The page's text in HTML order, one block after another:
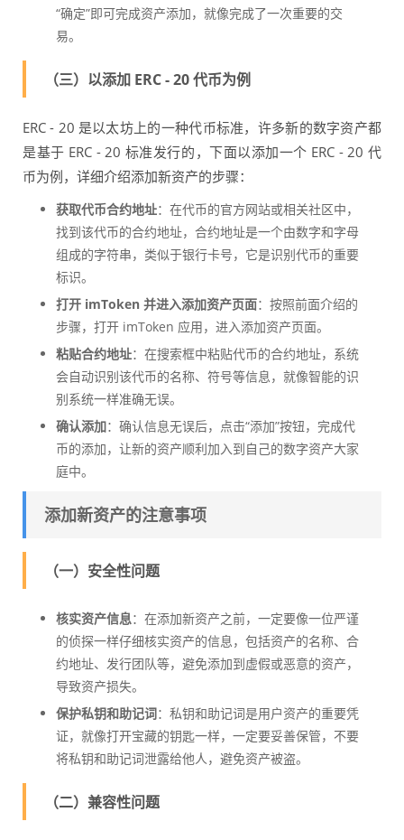
“确定”即可完成资产添加，就像完成了一次重要的交
易。
（三）以添加 ERC - 20 代币为例
ERC - 20 是以太坊上的一种代币标准，许多新的数字资产都
是基于 ERC - 20 标准发行的，下面以添加一个 ERC - 20 代
币为例，详细介绍添加新资产的步骤：
获取代币合约地址：在代币的官方网站或相关社区中，
找到该代币的合约地址，合约地址是一个由数字和字母
组成的字符串，类似于银行卡号，它是识别代币的重要
标识。
打开 imToken 并进入添加资产页面：按照前面介绍的
步骤，打开 imToken 应用，进入添加资产页面。
粘贴合约地址：在搜索框中粘贴代币的合约地址，系统
会自动识别该代币的名称、符号等信息，就像智能的识
别系统一样准确无误。
确认添加：确认信息无误后，点击“添加”按钮，完成代
币的添加，让新的资产顺利加入到自己的数字资产大家
庭中。
添加新资产的注意事项
（一）安全性问题
核实资产信息：在添加新资产之前，一定要像一位严谨
的侦探一样仔细核实资产的信息，包括资产的名称、合
约地址、发行团队等，避免添加到虚假或恶意的资产，
导致资产损失。
保护私钥和助记词：私钥和助记词是用户资产的重要凭
证，就像打开宝藏的钥匙一样，一定要妥善保管，不要
将私钥和助记词泄露给他人，避免资产被盗。
（二）兼容性问题